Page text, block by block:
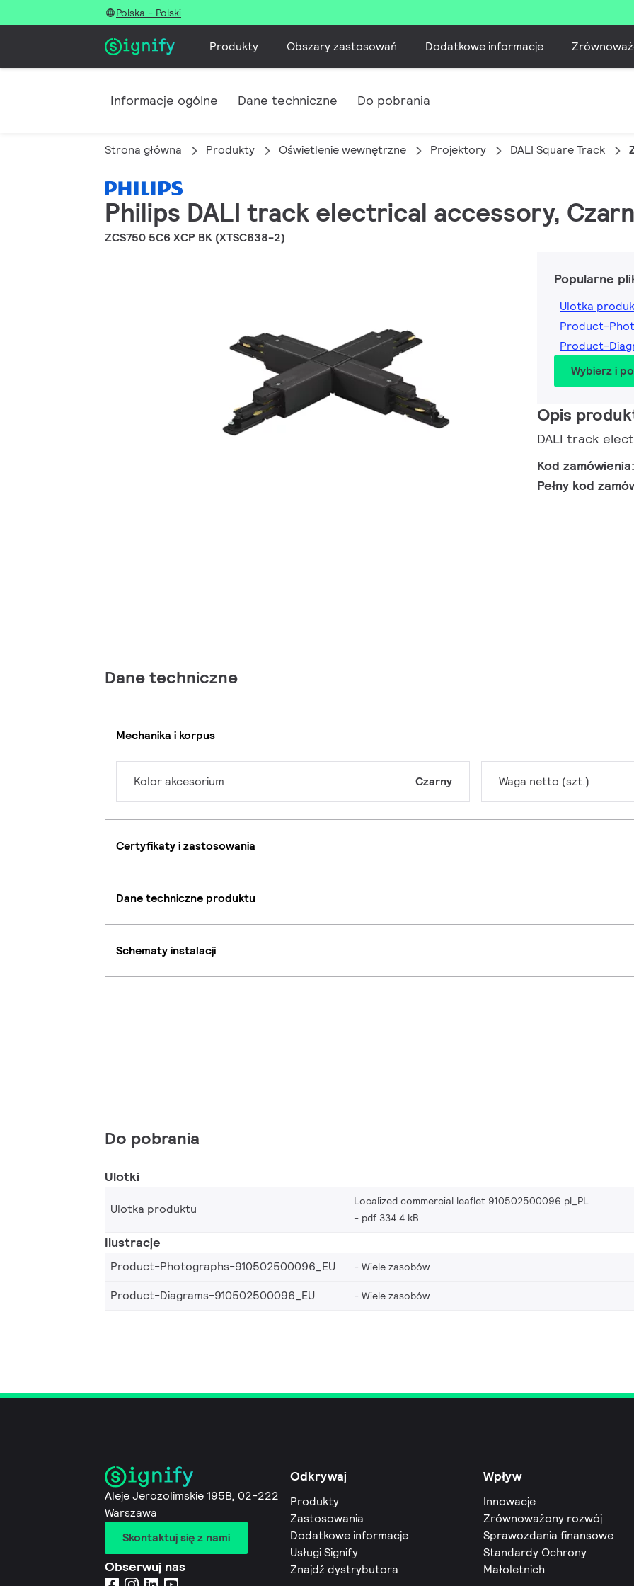
Polska - Polski
Produkty Obszary zastosowań Dodatkowe informacje
Informacje ogólne Dane techniczne Do pobrania
Strona główna Produkty Oświetlenie wewnętrzne Projektory DALI Square Track
Philips DALI track electrical accessory,
ZCS750 5C6 XCP BK (XTSC638-2)
Popularne
Ulotka
Product-
Product-
Wybierz i
Opis
DALI track
Kod zamówienia:
Pełny kod
Dane techniczne
Mechanika i korpus
Kolor akcesorium Czarny Waga netto (szt.)
Certyfikaty i zastosowania
Dane techniczne produktu
Schematy instalacji
Do pobrania
Ulotki
Ulotka produktu
Localized commercial leaflet 910502500096 pl_PL
pdf 334.4 kB
Ilustracje
Product-Photographs-910502500096_EU Wiele zasobów
Product-Diagrams-910502500096_EU
Wiele zasobów
Aleje Jerozolimskie 195B, 02-222
Warszawa
Skontaktuj się z nami
Obserwuj nas
Odkrywaj
Produkty
Zastosowania
Dodatkowe informacje
Usługi Signify
Znajdź dystrybutora
Wpływ
Innowacje
Zrównoważony rozwój
Sprawozdania finansowe
Standardy Ochrony
Małoletnich